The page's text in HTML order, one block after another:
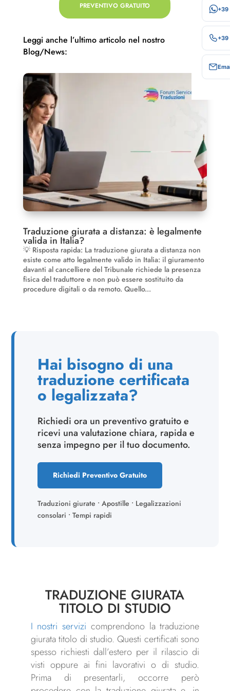
+39
PREVENTIVO GRATUITO
Leggi anche l’ultimo articolo nel nostro
Blog/News:
Traduzione giurata a distanza: è legalmente
valida in Italia?
💡 Risposta rapida: La traduzione giurata a distanza non
esiste come atto legalmente valido in Italia: il giuramento
davanti al cancelliere del Tribunale richiede la presenza
fisica del traduttore e non può essere sostituito da
procedure digitali o da remoto. Quello...
Hai bisogno di una
traduzione certificata
o legalizzata?
Richiedi ora un preventivo gratuito e
ricevi una valutazione chiara, rapida e
senza impegno per il tuo documento.
Richiedi Preventivo Gratuito
Traduzioni giurate • Apostille • Legalizzazioni
consolari • Tempi rapidi
TRADUZIONE GIURATA
TITOLO DI STUDIO
I nostri servizi comprendono la traduzione
giurata titolo di studio. Questi certificati sono
spesso richiesti dall’estero per il rilascio di
visti oppure ai fini lavorativi o di studio.
Prima di presentarli, occorre però